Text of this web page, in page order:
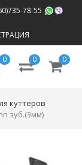
78-55
0
0
0
куттеров
зуб.(3мм)